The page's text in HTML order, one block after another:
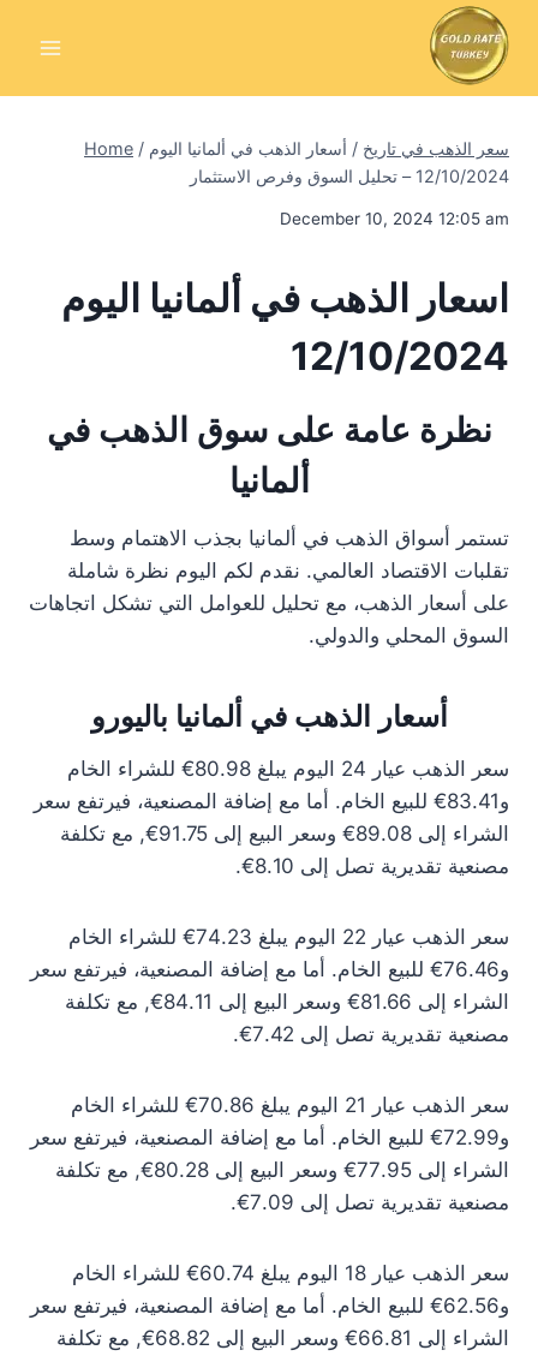
Home / سعر الذهب في تاريخ / أسعار الذهب في ألمانيا اليوم
12/10/2024 – تحليل السوق وفرص الاستثمار
December 10, 2024 12:05 am
اسعار الذهب في ألمانيا اليوم
12/10/2024
نظرة عامة على سوق الذهب في
ألمانيا
تستمر أسواق الذهب في ألمانيا بجذب الاهتمام وسط
تقلبات الاقتصاد العالمي. نقدم لكم اليوم نظرة شاملة
على أسعار الذهب، مع تحليل للعوامل التي تشكل اتجاهات
السوق المحلي والدولي.
أسعار الذهب في ألمانيا باليورو
سعر الذهب عيار 24 اليوم يبلغ 80.98€ للشراء الخام
و83.41€ للبيع الخام. أما مع إضافة المصنعية، فيرتفع سعر
الشراء إلى 89.08€ وسعر البيع إلى 91.75€, مع تكلفة
مصنعية تقديرية تصل إلى 8.10€.
سعر الذهب عيار 22 اليوم يبلغ 74.23€ للشراء الخام
و76.46€ للبيع الخام. أما مع إضافة المصنعية، فيرتفع سعر
الشراء إلى 81.66€ وسعر البيع إلى 84.11€, مع تكلفة
مصنعية تقديرية تصل إلى 7.42€.
سعر الذهب عيار 21 اليوم يبلغ 70.86€ للشراء الخام
و72.99€ للبيع الخام. أما مع إضافة المصنعية، فيرتفع سعر
الشراء إلى 77.95€ وسعر البيع إلى 80.28€, مع تكلفة
مصنعية تقديرية تصل إلى 7.09€.
سعر الذهب عيار 18 اليوم يبلغ 60.74€ للشراء الخام
و62.56€ للبيع الخام. أما مع إضافة المصنعية، فيرتفع سعر
الشراء إلى 66.81€ وسعر البيع إلى 68.82€, مع تكلفة